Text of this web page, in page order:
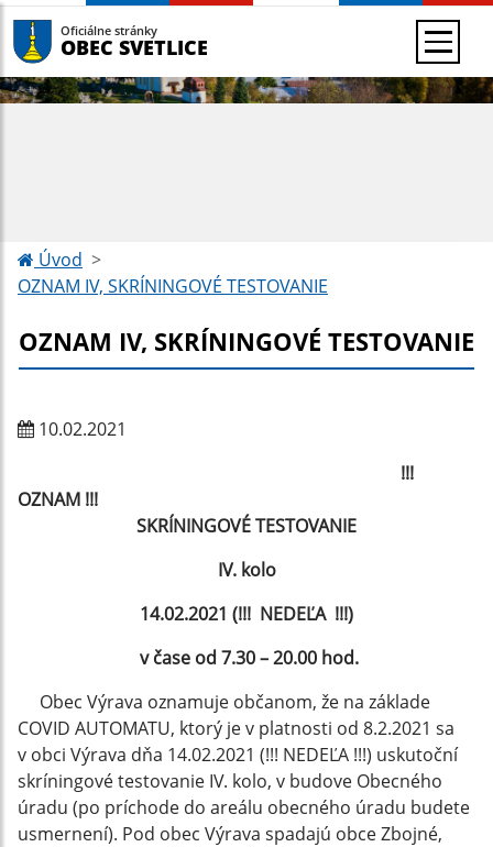
Oficiálne stránky
OBEC SVETLICE
Úvod
OZNAM IV, SKRÍNINGOVÉ TESTOVANIE
OZNAM IV, SKRÍNINGOVÉ TESTOVANIE
10.02.2021
!!!
OZNAM !!!
SKRÍNINGOVÉ TESTOVANIE
IV. kolo
14.02.2021 (!!! NEDEĽA !!!)
v čase od 7.30 – 20.00 hod.
Obec Výrava oznamuje občanom, že na základe
COVID AUTOMATU, ktorý je v platnosti od 8.2.2021 sa
v obci Výrava dňa 14.02.2021 (!!! NEDEĽA !!!) uskutoční
skríningové testovanie IV. kolo, v budove Obecného
úradu (po príchode do areálu obecného úradu budete
usmernení). Pod obec Výrava spadajú obce Zbojné,